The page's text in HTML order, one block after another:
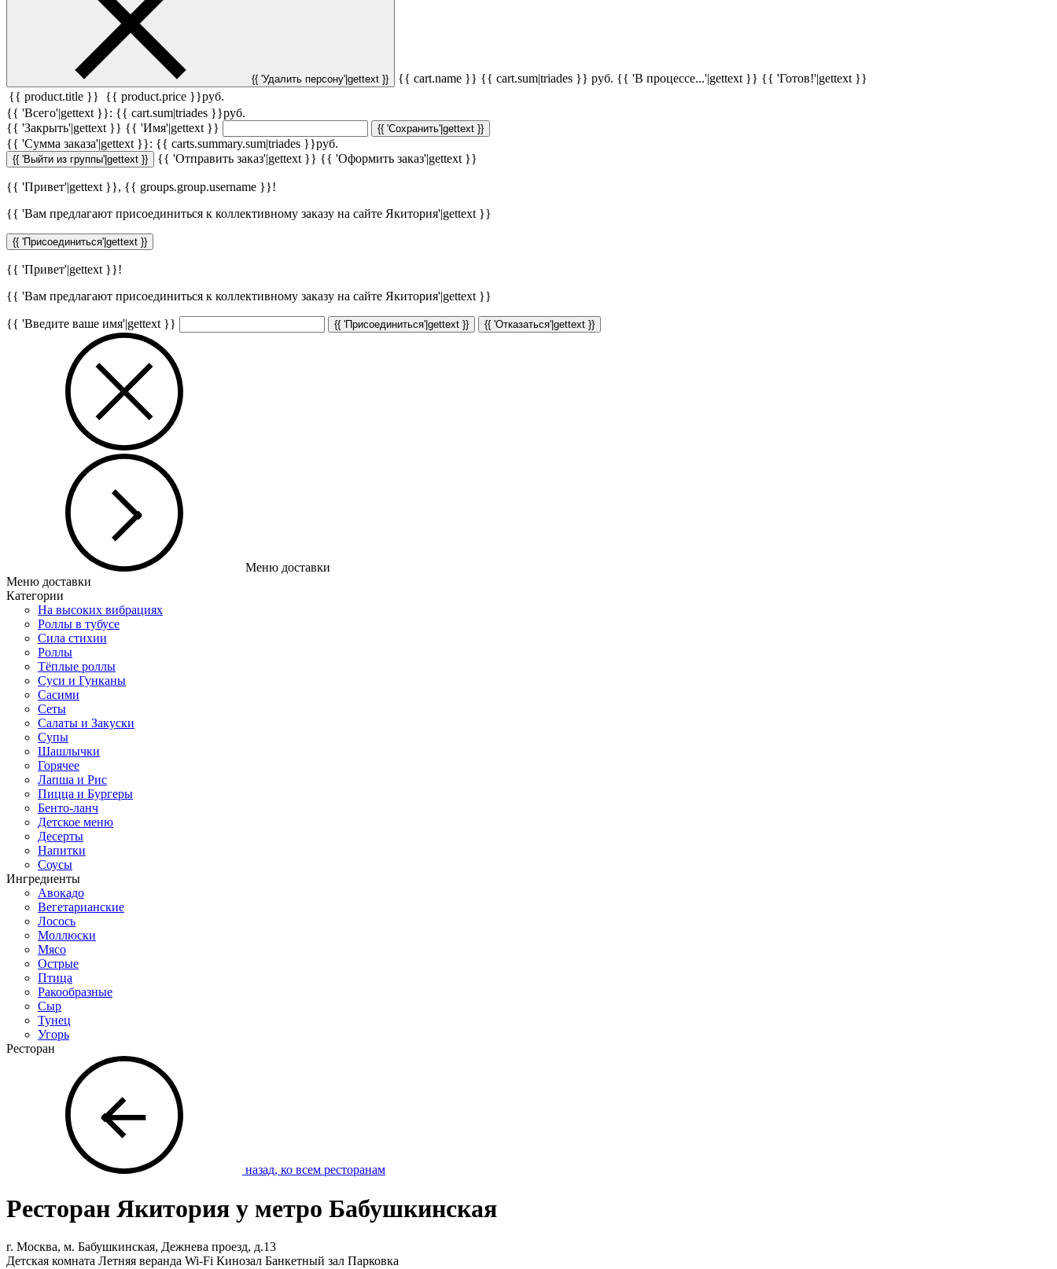
{{ 'Удалить персону'|gettext }} {{ cart.name }} {{ cart.sum|triades }} руб. {{ 'В процессе...'|gettext }} {{ 'Готов!'|gettext }}
{{ product.title }} {{ product.price }}руб.
{{ 'Всего'|gettext }}: {{ cart.sum|triades }}руб.
{{ 'Закрыть'|gettext }} {{ 'Имя'|gettext }} {{ 'Сохранить'|gettext }}
{{ 'Cумма заказа'|gettext }}: {{ carts.summary.sum|triades }}руб.
{{ 'Выйти из группы'|gettext }} {{ 'Отправить заказ'|gettext }} {{ 'Оформить заказ'|gettext }}
{{ 'Привет'|gettext }}, {{ groups.group.username }}!
{{ 'Вам предлагают присоединиться к коллективному заказу на сайте Якитория'|gettext }}
{{ 'Присоединиться'|gettext }}
{{ 'Привет'|gettext }}!
{{ 'Вам предлагают присоединиться к коллективному заказу на сайте Якитория'|gettext }}
{{ 'Введите ваше имя'|gettext }} {{ 'Присоединиться'|gettext }} {{ 'Отказаться'|gettext }}
Меню доставки
Меню доставки
Категории
На высоких вибрациях
Роллы в тубусе
Сила стихии
Роллы
Тёплые роллы
Суси и Гунканы
Сасими
Сеты
Салаты и Закуски
Супы
Шашлычки
Горячее
Лапша и Рис
Пицца и Бургеры
Бенто-ланч
Детское меню
Десерты
Напитки
Соусы
Ингредиенты
Авокадо
Вегетарианские
Лосось
Моллюски
Мясо
Острые
Птица
Ракообразные
Сыр
Тунец
Угорь
Ресторан
назад, ко всем ресторанам
Ресторан Якитория у метро Бабушкинская
г. Москва, м. Бабушкинская, Дежнева проезд, д.13
Детская комната Летняя веранда Wi-Fi Кинозал Банкетный зал Парковка